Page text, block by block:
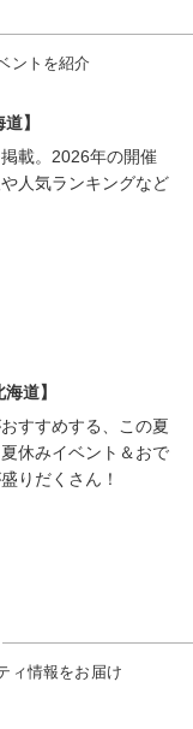
ントを紹介
】
載。2026年の開催
人気ランキングなど
道】
すすめする、この夏
休みイベント＆おで
りだくさん！
ィ情報をお届け